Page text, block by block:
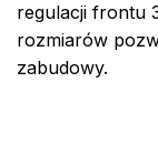
regulacji frontu
rozmiarów
zabudowy.